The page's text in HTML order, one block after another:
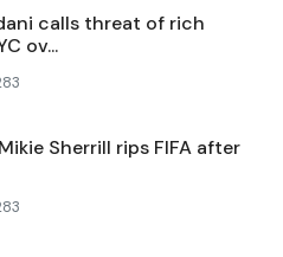
calls threat of rich
ov...
Sherrill rips FIFA after